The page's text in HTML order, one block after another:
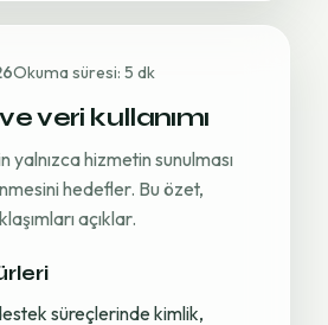
Okuma süresi: 5 dk
veri kullanımı
yalnızca hizmetin sunulması
hedefler. Bu özet,
açıklar.
süreçlerinde kimlik,